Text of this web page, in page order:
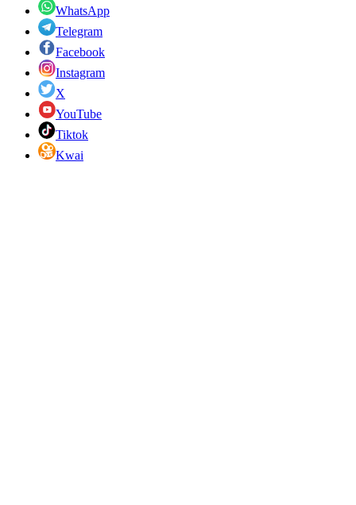
WhatsApp
Telegram
Facebook
Instagram
X
YouTube
Tiktok
Kwai